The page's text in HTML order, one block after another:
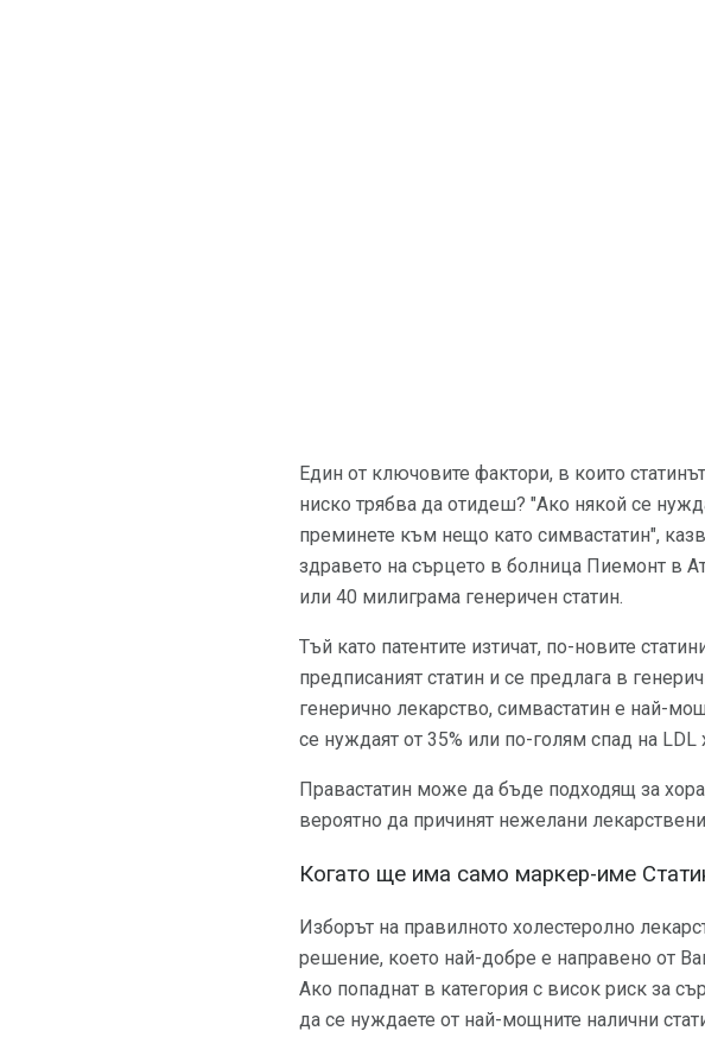
Един от ключовите фактори, в които
ниско трябва да отидеш? "Ако някой се
преминете към нещо като симвастатин",
здравето на сърцето в болница Пиемонт в
или 40 милиграма генеричен статин.
Тъй като патентите изтичат, по-новите
предписаният статин и се предлага в
генерично лекарство, симвастатин е най-
се нуждаят от 35% или по-голям спад на LDL
Правастатин може да бъде подходящ за
вероятно да причинят нежелани
Когато ще има само маркер-име
Изборът на правилното холестеролно
решение, което най-добре е направено от
Ако попаднат в категория с висок риск за
да се нуждаете от най-мощните налични